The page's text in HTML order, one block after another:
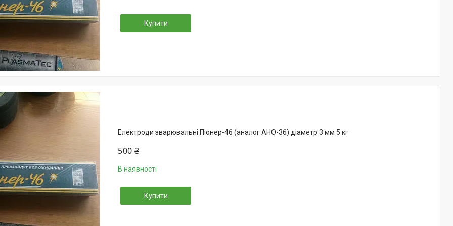
Купити
Електроди зварювальні Піонер-46 (аналог АНО-36) діаметр 3 мм 5 кг
500 ₴
В наявності
Купити